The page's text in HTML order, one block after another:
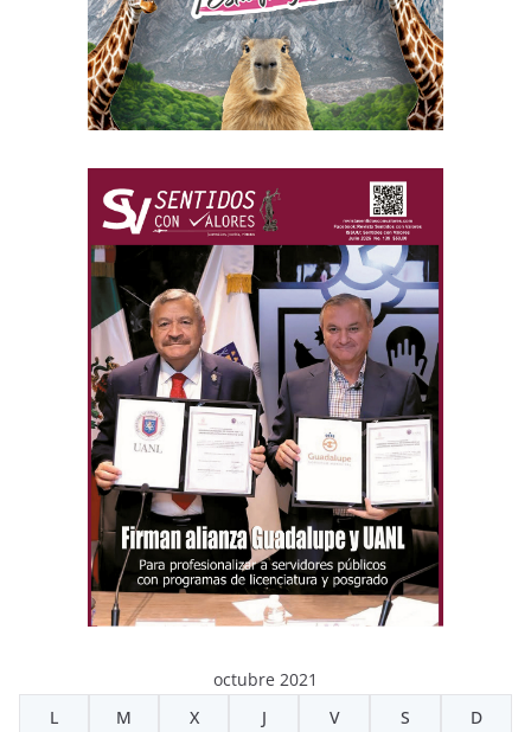
octubre 2021
L
M X J V S D